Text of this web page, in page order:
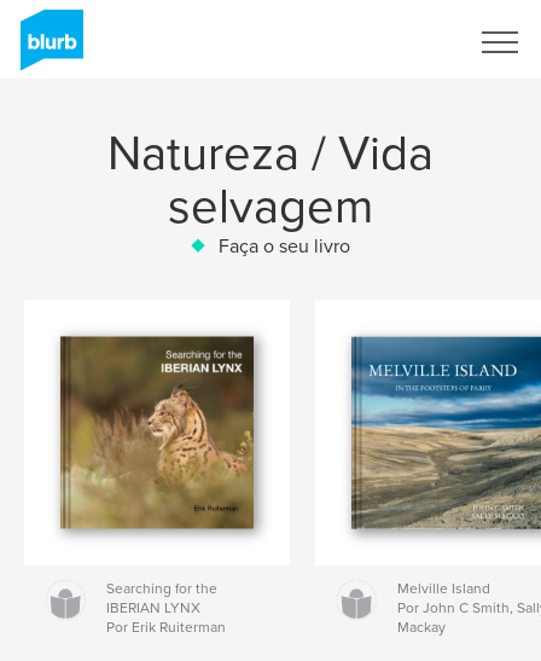
Natureza / Vida
selvagem
Faça o seu livro
Searching for the
IBERIAN LYNX
Por Erik Ruiterman
Melville Island
Por John C Smith,
Mackay